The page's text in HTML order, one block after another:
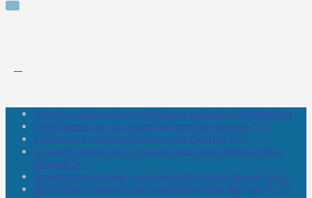
Межпоселенческая центральная районная библиотека
Амзибашевская сельская библиотека-филиал № 1
Бабаевская сельская библиотека-филиал № 2
Большекачаковская сельская модельная библиотека-
филиал № 7
Большекуразовская сельская библиотека-филиал № 3
Верхнетыхтемская сельская библиотека-филиал № 15